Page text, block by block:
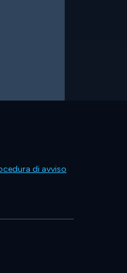
di avviso